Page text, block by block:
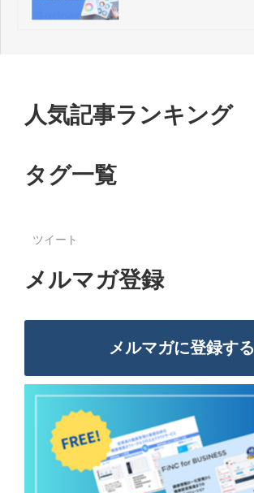
人気記事ランキング
タグ一覧
ツイート
メルマガ登録
メルマガに登録する